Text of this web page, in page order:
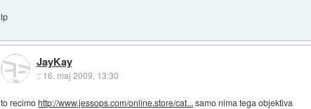
lp
JayKay
:: 16. maj 2009, 13:30
to recimohttp://www.jessops.com/online.store/cat... samo nima tega objektiva